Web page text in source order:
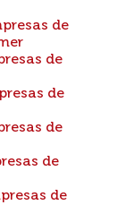
de
de
de
de
de
de